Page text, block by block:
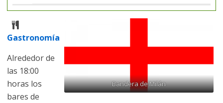
Bandera de Milán
Gastronomía
Alrededor de
las 18:00
horas los
bares de